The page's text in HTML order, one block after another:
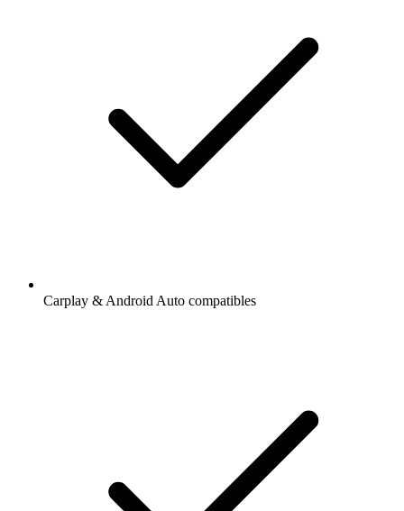
Carplay & Android Auto compatibles